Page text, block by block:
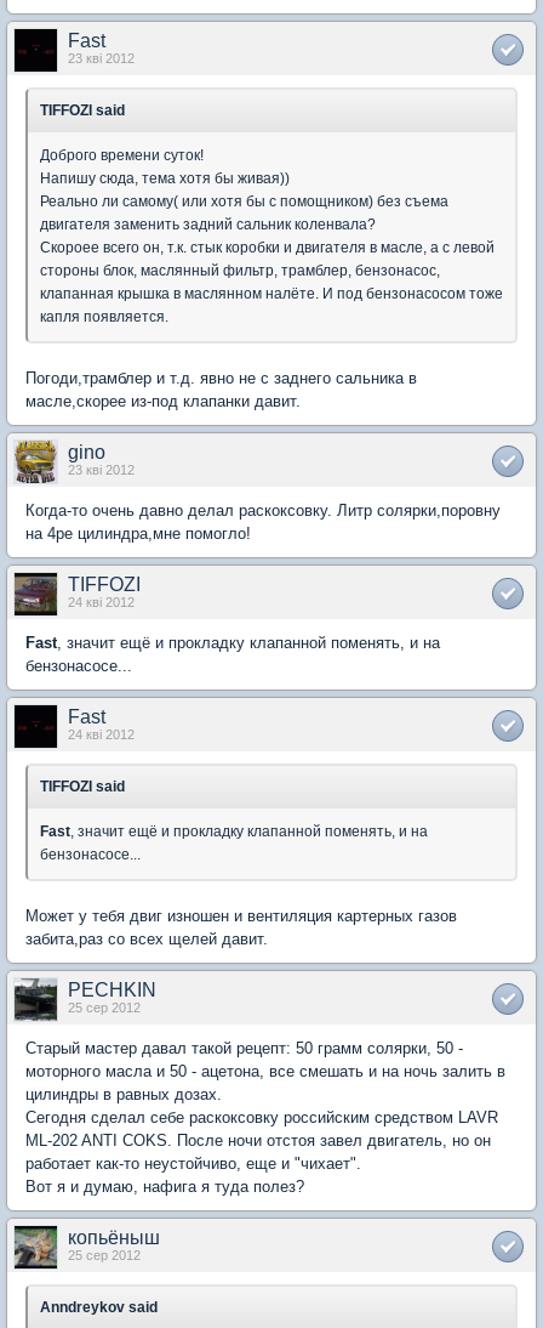
Fast
23 кві 2012
TIFFOZI said
Доброго времени суток!
Напишу сюда, тема хотя бы живая))
Реально ли самому( или хотя бы с помощником) без съема
двигателя заменить задний сальник коленвала?
Скороее всего он, т.к. стык коробки и двигателя в масле, а с левой
стороны блок, маслянный фильтр, трамблер, бензонасос,
клапанная крышка в маслянном налёте. И под бензонасосом тоже
капля появляется.
Погоди,трамблер и т.д. явно не с заднего сальника в
масле,скорее из-под клапанки давит.
gino
23 кві 2012
Когда-то очень давно делал раскоксовку. Литр солярки,поровну
на 4ре цилиндра,мне помогло!
TIFFOZI
24 кві 2012
Fast, значит ещё и прокладку клапанной поменять, и на
бензонасосе...
Fast
24 кві 2012
TIFFOZI said
Fast, значит ещё и прокладку клапанной поменять, и на
бензонасосе...
Может у тебя двиг изношен и вентиляция картерных газов
забита,раз со всех щелей давит.
PECHKIN
25 сер 2012
Старый мастер давал такой рецепт: 50 грамм солярки, 50 -
моторного масла и 50 - ацетона, все смешать и на ночь залить в
цилиндры в равных дозах.
Сегодня сделал себе раскоксовку российским средством LAVR
ML-202 ANTI COKS. После ночи отстоя завел двигатель, но он
работает как-то неустойчиво, еще и "чихает".
Вот я и думаю, нафига я туда полез?
копьёныш
25 сер 2012
Anndreykov said